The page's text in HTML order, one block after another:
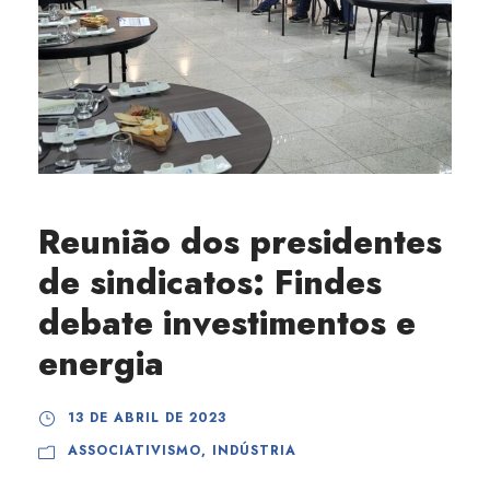
Reunião dos presidentes
de sindicatos: Findes
debate investimentos e
energia
13 DE ABRIL DE 2023
ASSOCIATIVISMO, INDÚSTRIA